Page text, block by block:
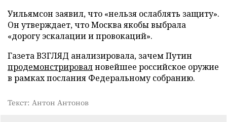
Уильямсон заявил, что «нельзя ослаблять защиту».
Он утверждает, что Москва якобы выбрала
«дорогу эскалации и провокаций».
Газета ВЗГЛЯД анализировала, зачем Путин
продемонстрировалновейшее российское оружие
в рамках послания Федеральному собранию.
Текст: Антон Антонов